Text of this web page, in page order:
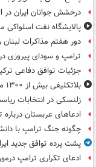
درخشش جوانان ایران
پالایشگاه نفت اسلواکی
دور هفتم مذاکرات
ترامپ و سودای پیروزی
جزئیات توافق دفاعی
بلاتکلیفی بیش از ۱۳۰۰ مهاجر خردسال در سئوتای اسپانیا
زلنسکی در انتخابات
ادعاهای عربستان
چگونه جنگ ترامپ با
پشت پرده توافق جدید
ادعای تکراری ترامپ